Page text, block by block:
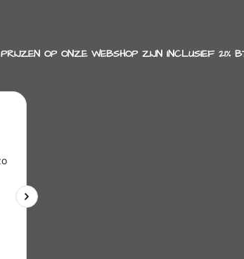
OP ONZE WEBSHOP ZIJN INCLUSIEF 21%